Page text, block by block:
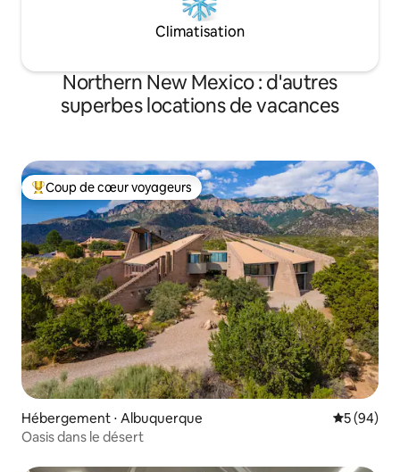
Climatisation
Northern New Mexico : d'autres
superbes locations de vacances
Coups de cœur voyageurs les plus appréciés
Coup de cœur voyageurs
Hébergement ⋅ Albuquerque
5 (94)
Oasis dans le désert